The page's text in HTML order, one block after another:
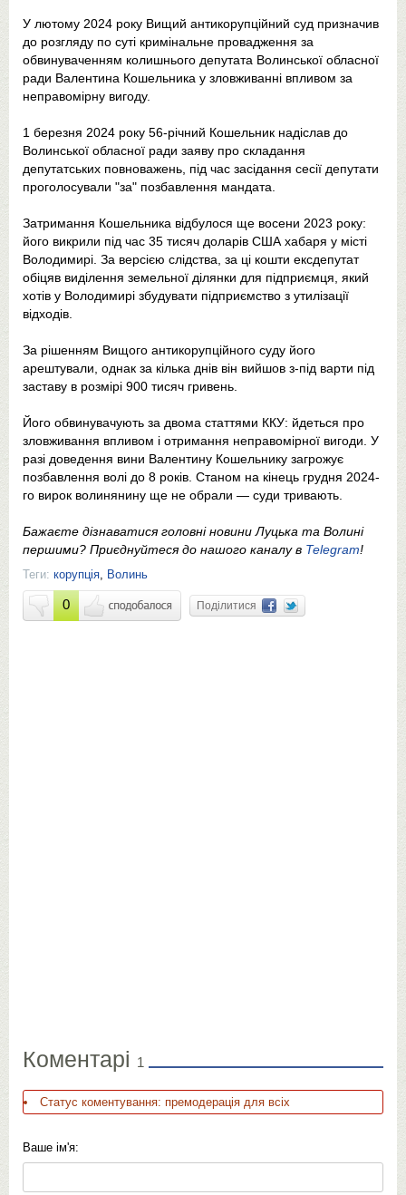
У лютому 2024 року Вищий антикорупційний суд призначив
до розгляду по суті кримінальне провадження за
обвинуваченням колишнього депутата Волинської обласної
ради Валентина Кошельника у зловживанні впливом за
неправомірну вигоду.
1 березня 2024 року 56-річний Кошельник надіслав до
Волинської обласної ради заяву про складання
депутатських повноважень, під час засідання сесії депутати
проголосували "за" позбавлення мандата.
Затримання Кошельника відбулося ще восени 2023 року:
його викрили під час 35 тисяч доларів США хабаря у місті
Володимирі. За версією слідства, за ці кошти ексдепутат
обіцяв виділення земельної ділянки для підприємця, який
хотів у Володимирі збудувати підприємство з утилізації
відходів.
За рішенням Вищого антикорупційного суду його
арештували, однак за кілька днів він вийшов з-під варти під
заставу в розмірі 900 тисяч гривень.
Його обвинувачують за двома статтями ККУ: йдеться про
зловживання впливом і отримання неправомірної вигоди. У
разі доведення вини Валентину Кошельнику загрожує
позбавлення волі до 8 років. Станом на кінець грудня 2024-
го вирок волинянину ще не обрали — суди тривають.
Бажаєте дізнаватися головні новини Луцька та Волині
першими? Приєднуйтеся до нашого каналу в Telegram!
Теги: корупція Волинь
0 Поділитися
Коментарі 1
Статус коментування: премодерація для всіх
Ваше ім'я: